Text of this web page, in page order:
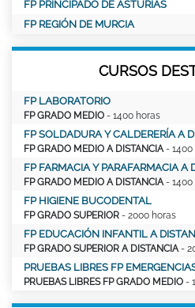
FP PRINCIPADO DE ASTURIAS
FP REGIÓN DE MURCIA
CURSOS
FP LABORATORIO
FP GRADO MEDIO - 1400 horas
FP SOLDADURA Y CALDERERÍA A
FP GRADO MEDIO A DISTANCIA - 1400
FP FARMACIA Y PARAFARMACIA A
FP GRADO MEDIO A DISTANCIA - 1400
FP HIGIENE BUCODENTAL
FP GRADO SUPERIOR - 2000 horas
FP EDUCACIÓN INFANTIL A
FP GRADO SUPERIOR A DISTANCIA -
PRUEBAS LIBRES FP
PRUEBAS LIBRES FP GRADO MEDIO -